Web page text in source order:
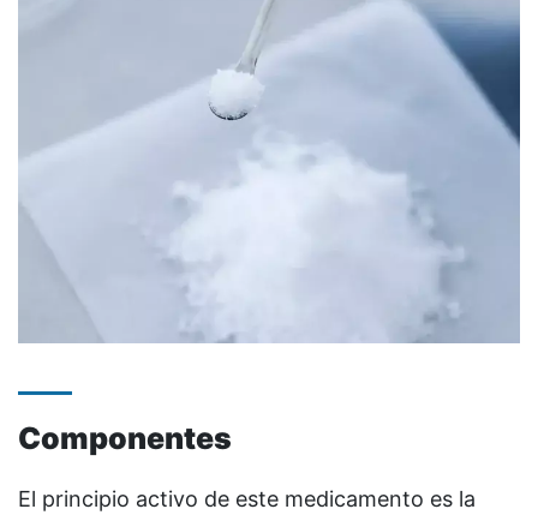
Componentes
El principio activo de este medicamento es la